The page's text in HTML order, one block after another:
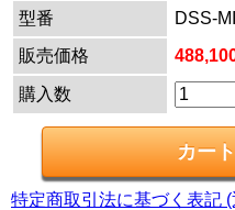
型番
DSS-
販売価格
購入数
特定商取引法に基づく表記